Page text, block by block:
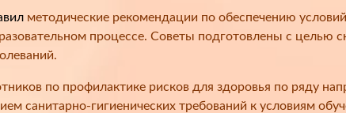
методические рекомендации по обеспечению
процессе. Советы подготовлены с целью
по профилактике рисков для здоровья по ряду
санитарно-гигиенических требований к условиям